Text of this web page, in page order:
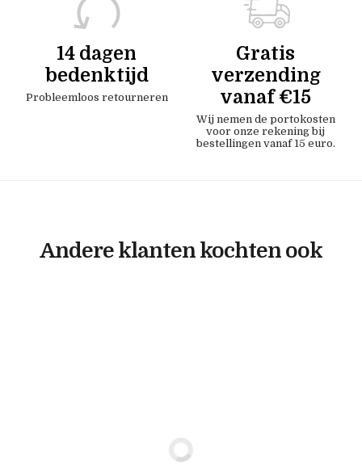
14 dagen
bedenktijd
Probleemloos retourneren
Gratis
verzending
vanaf €15
Wij nemen de portokosten
voor onze rekening bij
bestellingen vanaf 15 euro.
Andere klanten kochten ook